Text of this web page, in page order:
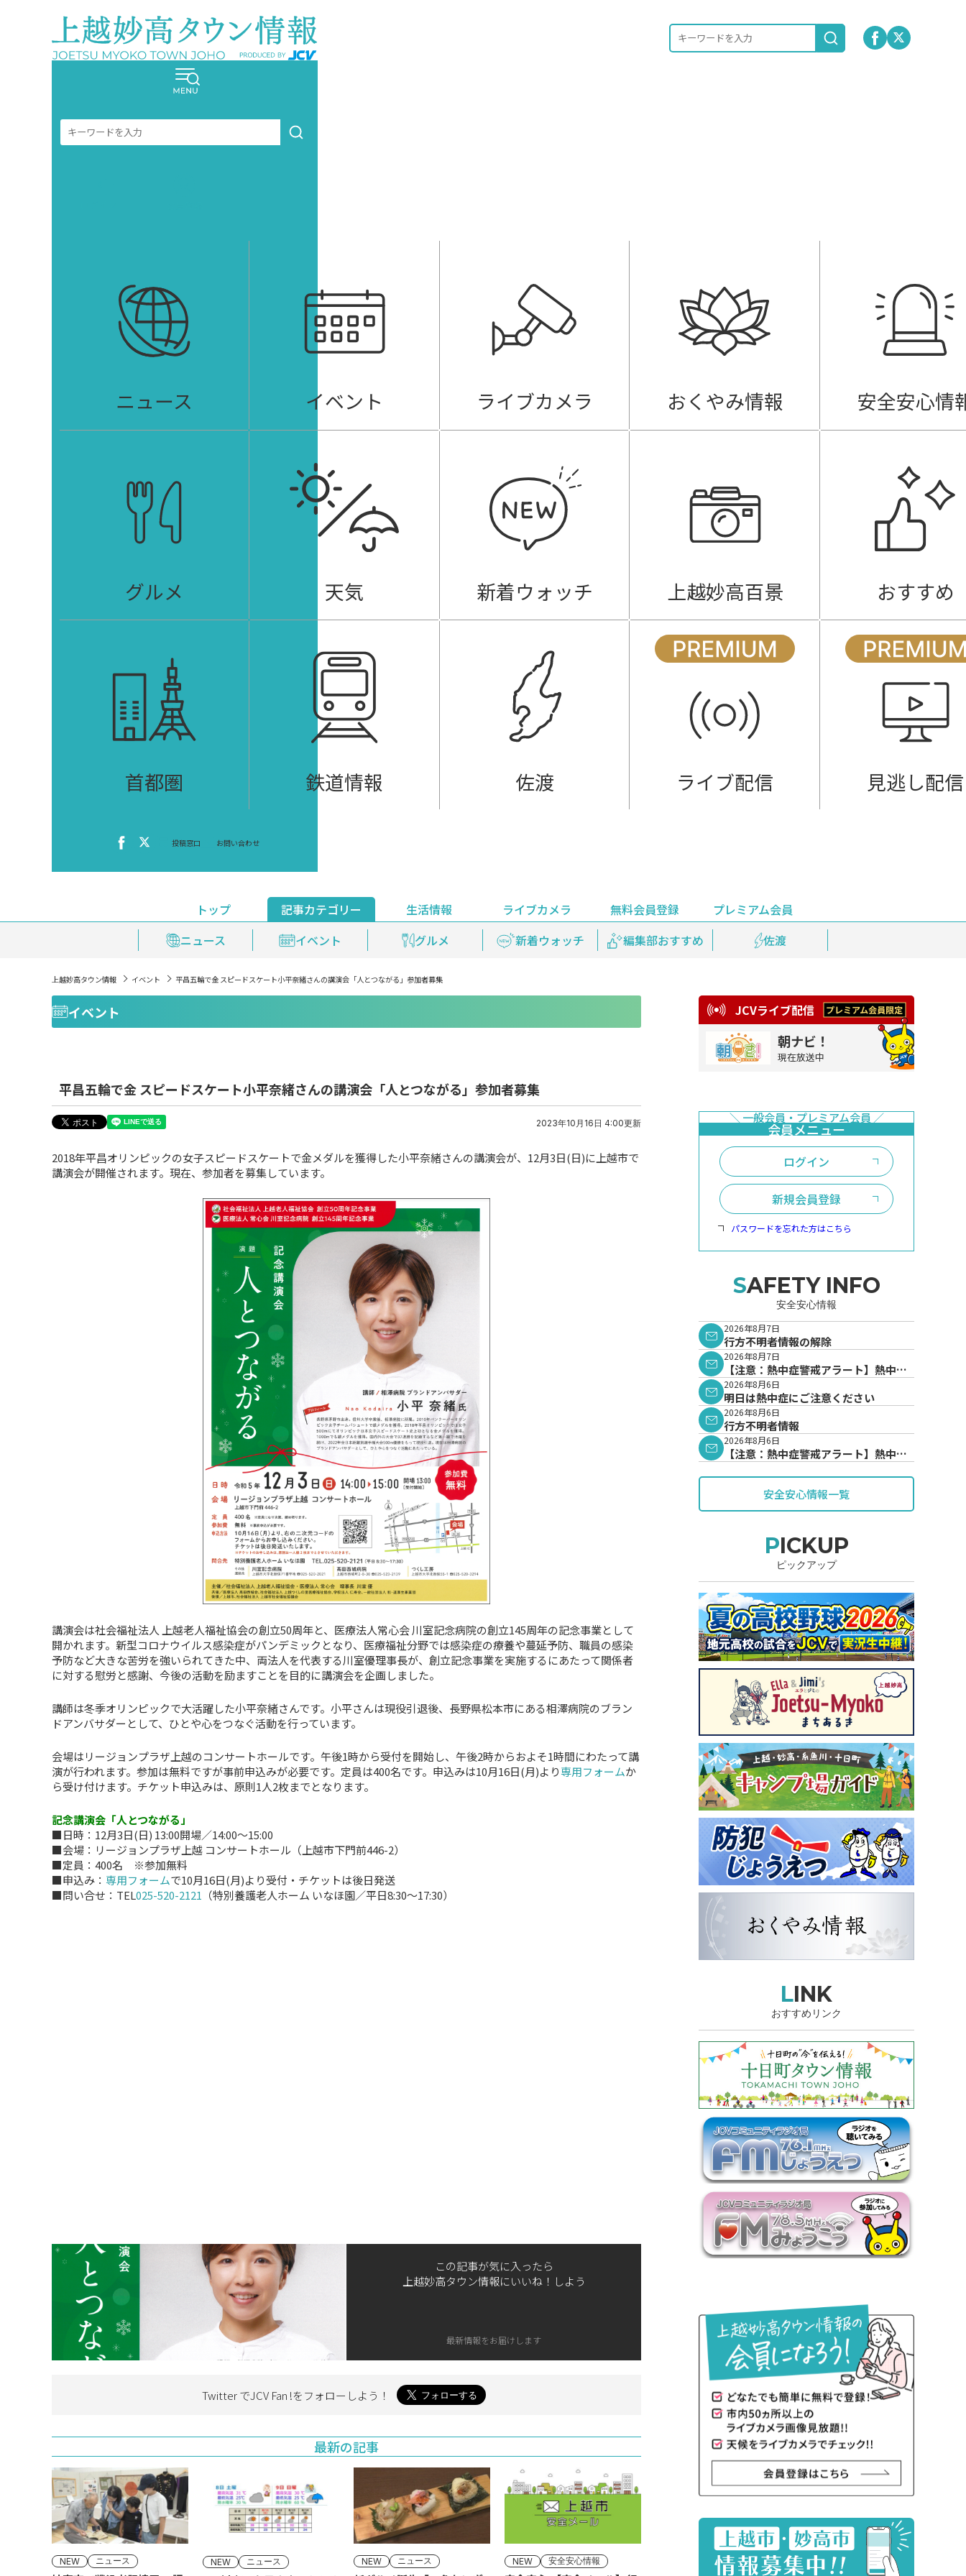
ニュース イベント ライブカメラ おくやみ情報 安全安心情
グルメ 天気 新着ウォッチ 上越妙高百景 おすすめ
首都圏 鉄道情報 佐渡 ライブ配信 見逃し配信
投稿窓口 お問い合わせ
トップ
記事カテゴリー
ニュース
イベント グルメ 新着ウォッチ 編集部おすすめ 佐渡
生活情報
おくやみ情報
安全安心情報 天気 上越妙高百景 鉄道情報
ライブカメラ 無料会員登録
プレミアム会員
ライブ配信
見逃し配信 プレミアム会員登録
上越妙高タウン情報 イベント 平昌五輪で金 スピードスケート小平奈緒さんの講演会「人とつながる」参加者募集
イベント
平昌五輪で金 スピードスケート小平奈緒さんの講演会「人とつながる」参加者募集
2023年10月16日 4:00更新
2018年平昌オリンピックの女子スピードスケートで金メダルを獲得した小平奈緒さんの講演会が、12月3日(日)に上越市で
講演会が開催されます。現在、参加者を募集しています。
講演会は社会福祉法人 上越老人福祉協会の創立50周年と、医療法人常心会 川室記念病院の創立145周年の記念事業として
開かれます。新型コロナウイルス感染症がパンデミックとなり、医療福祉分野では感染症の療養や蔓延予防、職員の感染
予防など大きな苦労を強いられてきた中、両法人を代表する川室優理事長が、創立記念事業を実施するにあたって関係者
に対する慰労と感謝、今後の活動を励ますことを目的に講演会を企画しました。
講師は冬季オリンピックで大活躍した小平奈緒さんです。小平さんは現役引退後、長野県松本市にある相澤病院のブラン
ドアンバサダーとして、ひとや心をつなぐ活動を行っています。
会場はリージョンプラザ上越のコンサートホールです。午後1時から受付を開始し、午後2時からおよそ1時間にわたって講
演が行われます。参加は無料ですが事前申込みが必要です。定員は400名です。申込みは10月16日(月)より専用フォームか
ら受け付けます。チケット申込みは、原則1人2枚までとなります。
記念講演会「人とつながる」
■日時：12月3日(日) 13:00開場／14:00～15:00
■会場：リージョンプラザ上越 コンサートホール（上越市下門前446-2）
■定員：400名 ※参加無料
■申込み： 専用フォームで10月16日(月)より受付・チケットは後日発送
■問い合せ：TEL025-520-2121 （特別養護老人ホーム いなほ園／平日8:30～17:30）
この記事が気に入ったら
上越妙高タウン情報にいいね！しよう
最新情報をお届けします
Twitter でJCV Fan !をフォローしよう！
最新の記事
NEW ニュース NEW ニュース NEW ニュース NEW 安全安心情報
JCVライブ配信
朝ナビ！
現在放送中
ログイン
新規会員登録
パスワードを忘れた方はこちら
SAFETY INFO
安全安心情報
2026年8月7日
行方不明者情報の解除
2026年8月7日
【注意：熱中症警戒アラート】熱中症
警戒アラートが発表されています。
2026年8月6日
明日は熱中症にご注意ください
2026年8月6日
行方不明者情報
2026年8月6日
【注意：熱中症警戒アラート】熱中症
安全安心情報一覧
PICKUP
ピックアップ
LINK
おすすめリンク